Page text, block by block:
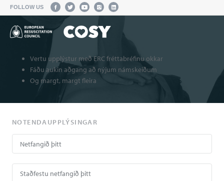
FOLLOW US
Vertu upplýstur með ERC fréttabréfinu okkar
Fáðu aukin aðgang að nýjum námskeiðum
Og margt, margt fleira
NOTENDAUPPLÝSINGAR